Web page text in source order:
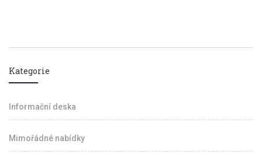
Kategorie
Informační deska
Mimořádné nabídky